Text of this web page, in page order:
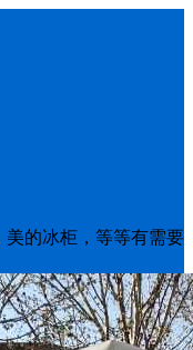
的冰柜，等等有需要